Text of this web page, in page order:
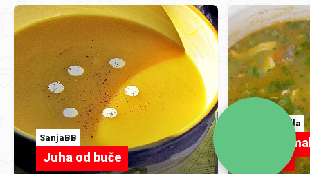
SanjaBB
Juha od buče
Coccinella